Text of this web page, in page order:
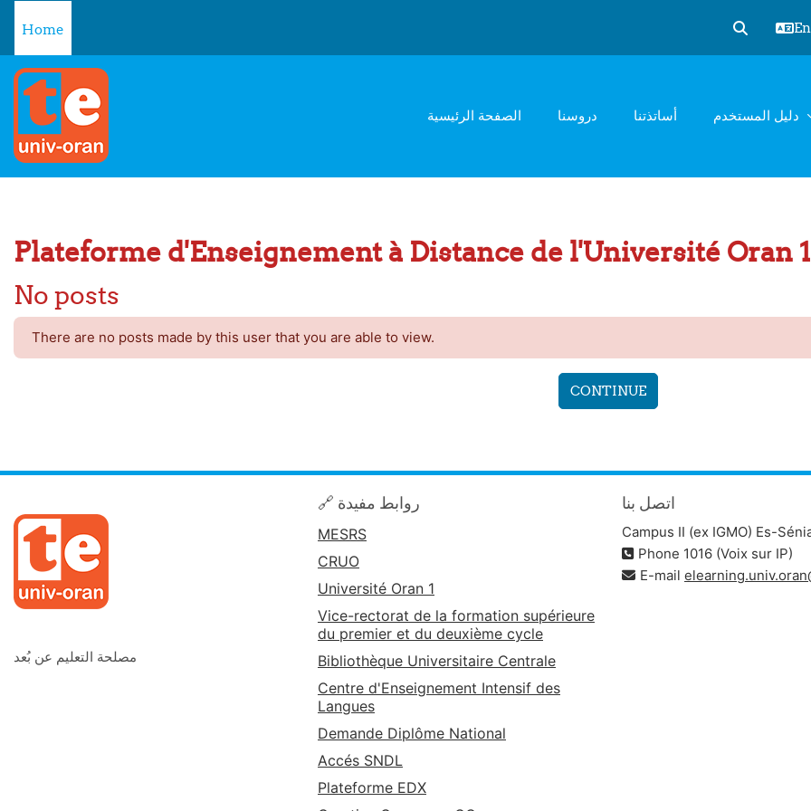
Home
Toggle
الصفحة الرئيسية دروسنا أساتذتنا
Plateforme d'Enseignement à Distance de l'Université Oran
No posts
There are no posts made by this user that you are able to view.
CONTINUE
مصلحة التعليم عن بُعد
🔗 روابط مفيدة
MESRS
CRUO
Université Oran 1
Vice-rectorat de la formation supérieure
du premier et du deuxième cycle
Bibliothèque Universitaire Centrale
Centre d'Enseignement Intensif des
Langues
Demande Diplôme National
Accés SNDL
Plateforme EDX
اتصل بنا
Campus II (ex IGMO) Es-
Phone 1016 (Voix sur IP)
E-mail